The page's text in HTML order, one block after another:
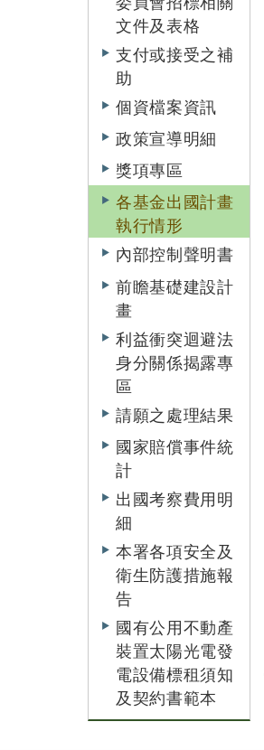
文件及表格
支付或接受之補
助
個資檔案資訊
政策宣導明細
獎項專區
各基金出國計畫
執行情形
內部控制聲明書
前瞻基礎建設計
畫
利益衝突迴避法
身分關係揭露專
區
請願之處理結果
國家賠償事件統
計
出國考察費用明
細
本署各項安全及
衛生防護措施報
告
國有公用不動產
裝置太陽光電發
電設備標租須知
及契約書範本